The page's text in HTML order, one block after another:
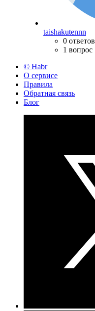
taishakutennn
0 ответов
1 вопрос
© Habr
О сервисе
Правила
Обратная связь
Блог